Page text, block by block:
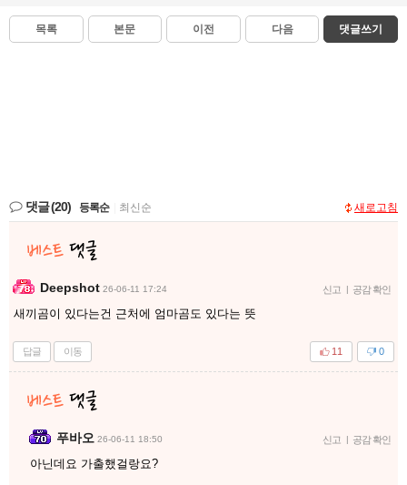
목록 본문 이전 다음 댓글쓰기
댓글(20) 등록순 최신순 새로고침
Deepshot 26-06-11 17:24 신고 | 공감 확인
새끼곰이 있다는건 근처에 엄마곰도 있다는 뜻
답글 이동 0
11
푸바오 26-06-11 18:50 신고 | 공감 확인
아닌데요 가출했걸랑요?